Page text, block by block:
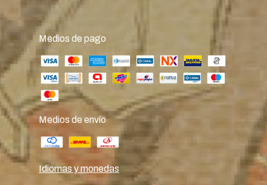
Medios de pago
Medios de envío
Idiomas y monedas